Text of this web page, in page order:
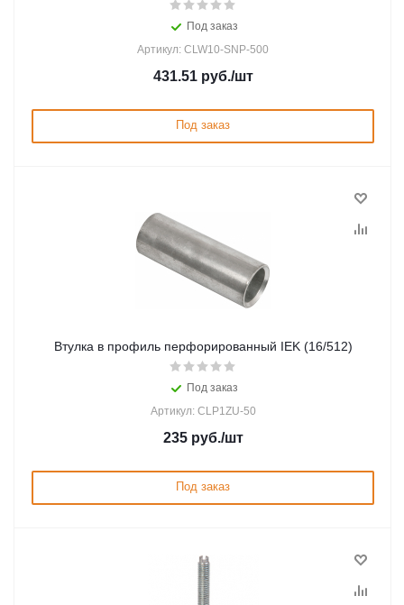
Под заказ
Артикул: CLW10-SNP-500
431.51руб./шт
Под заказ
Втулка в профиль перфорированный IEK (16/512)
Под заказ
Артикул: CLP1ZU-50
235руб./шт
Под заказ